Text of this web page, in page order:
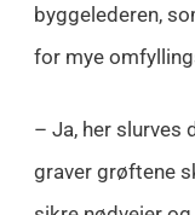
byggelederen,
for mye
– Ja, her slurves
graver grøftene